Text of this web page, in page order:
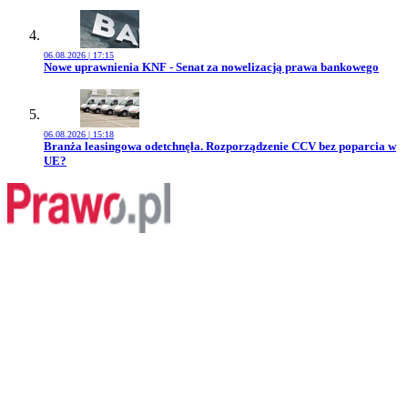
06.08.2026 | 17:15
Przejdź do artykułu:
Nowe uprawnienia KNF - Senat za nowelizacją prawa bankowego
06.08.2026 | 15:18
Przejdź do artykułu:
Branża leasingowa odetchnęła. Rozporządzenie CCV bez poparcia w
UE?